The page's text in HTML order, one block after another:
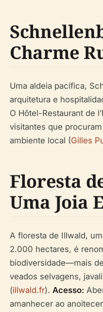
Charme
Uma aldeia pacífica,
arquitetura e
O Hôtel-Restaurant de
visitantes que
ambiente local (Gilles
Floresta
Uma Joia
A floresta de Illwald,
2.000 hectares, é
biodiversidade—mais
veados selvagens,
(illwald.fr). Acesso:
amanhecer ao